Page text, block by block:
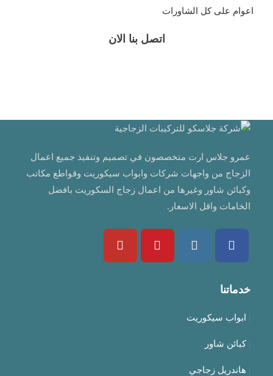
اعوام على كل الشاورات
اتصل بنا الان
عمرو جلاس ارت متخصصون في تصميم وتنفيذ جميع اعمال
الزجاج من واجهات شركات وابواب سيكوريت وقواطع مكاتب
وكبائن شاور وغيرها من اعمال زجاج السكوريت بافضل
الخامات واقل الاسعار.
خدماتنا
| ابواب سيكوريت
|كبائن شاور
| هاندريل زجاجي